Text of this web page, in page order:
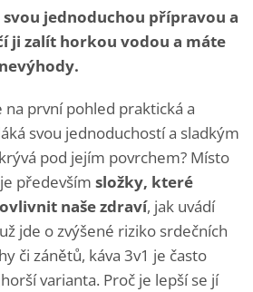
svou jednoduchou přípravou a
ji zalít horkou vodou a máte
na první pohled praktická a
svou jednoduchostí a sladkým
pod jejím povrchem? Místo
především složky, které
naše zdraví, jak uvádí
jde o zvýšené riziko srdečních
či zánětů, káva 3v1 je často
varianta. Proč je lepší se jí